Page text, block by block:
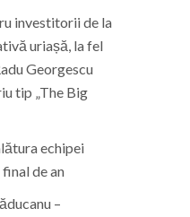
investitorii de la
uriașă, la fel
Georgescu
tip „The Big
echipei
de an
–